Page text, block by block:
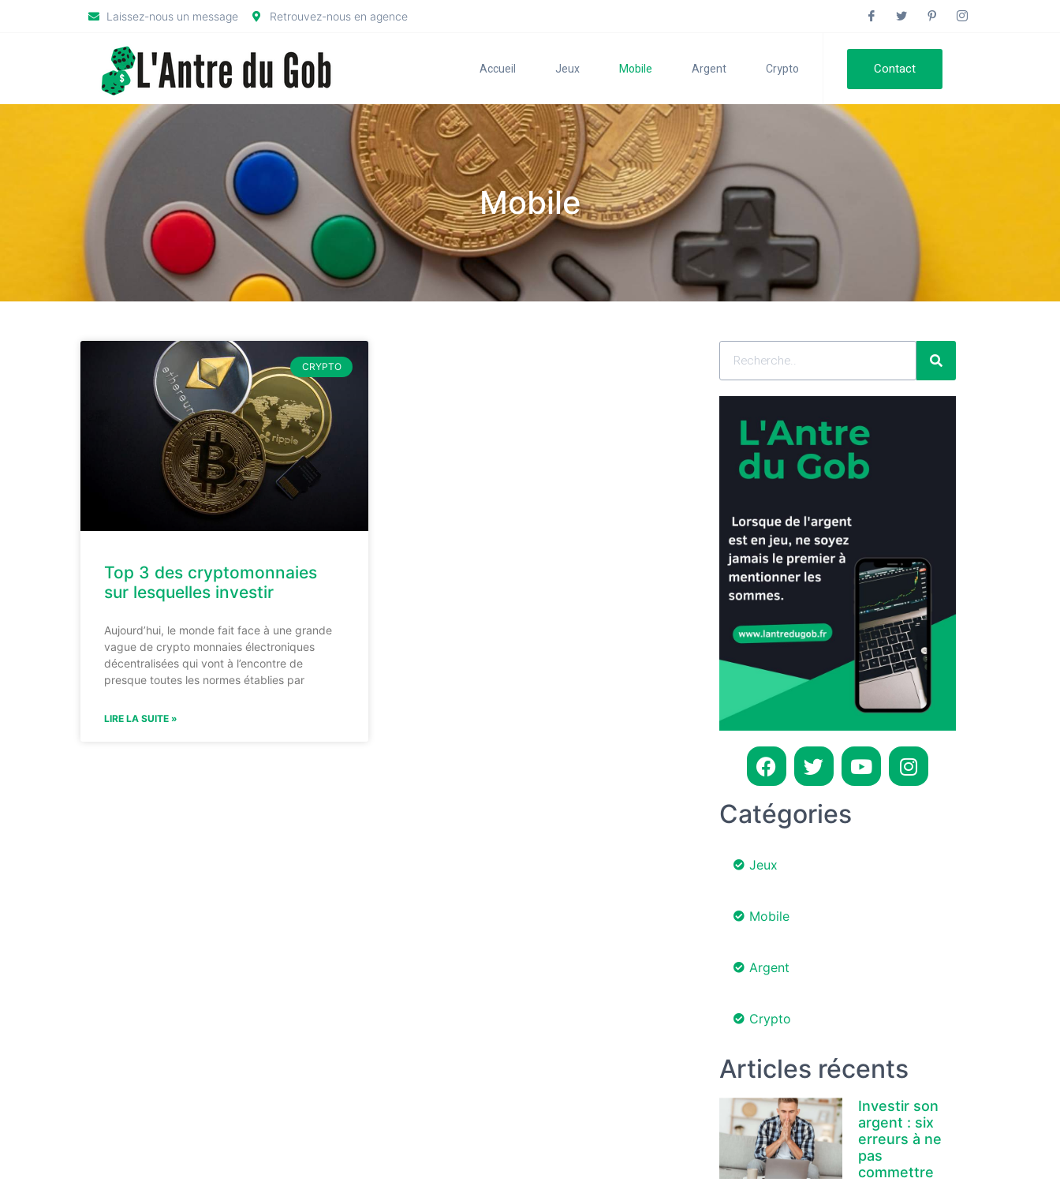
Laissez-nous un message Retrouvez-nous en agence
Accueil Jeux Mobile Argent Crypto Contact
Mobile
CRYPTO
Top 3 des cryptomonnaies
sur lesquelles investir
Aujourd’hui, le monde fait face à une grande
vague de crypto monnaies électroniques
décentralisées qui vont à l’encontre de
presque toutes les normes établies par
LIRE LA SUITE »
Catégories
Jeux
Mobile
Argent
Crypto
Articles récents
Investir son
argent : six
erreurs à ne
pas
commettre